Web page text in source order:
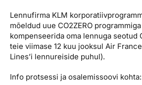
Podcastid
Uudiskiri
Reisiajakiri Traveller
Järelmaks
Estraveli kinkekaart
Lojaalsusprogramm
Boonuspunktid, Kuldkaart, Platinum
Ettevõttest, kontaktid,
Lennufirma KLM
mõeldud uue CO2ZERO
kompenseerida oma lennuga seotud
teie viimase 12 kuu jooksul Air
Lines’i lennureiside puhul).
Info protsessi ja osalemissoovi kohta: